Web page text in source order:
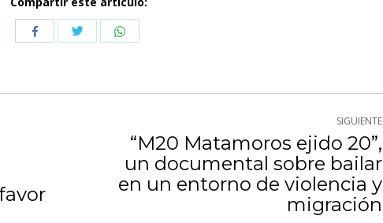
CompartirCompartirCompartir
SIGUIENTE
Publicación
siguiente:
“M20 Matamoros ejido 20”,
un documental sobre bailar
en un entorno de violencia y
migración